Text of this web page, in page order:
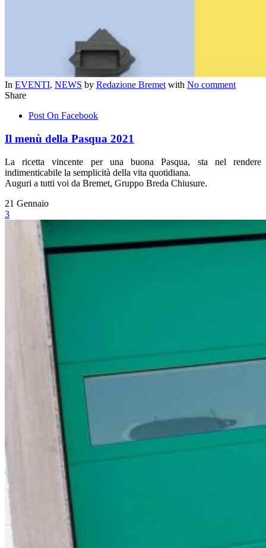
In EVENTI, NEWS by Redazione Bremet with No comment
Share
Post On Facebook
Il menù della Pasqua 2021
La ricetta vincente per una buona Pasqua, sta nel rendere
indimenticabile la semplicità della vita quotidiana.
Auguri a tutti voi da Bremet, Gruppo Breda Chiusure.
21 Gennaio
3